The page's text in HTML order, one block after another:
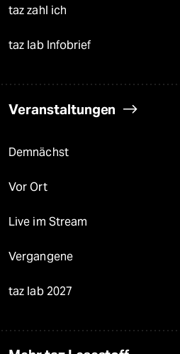
taz zahl ich
taz lab Infobrief
Veranstaltungen
Demnächst
Vor Ort
Live im Stream
Vergangene
taz lab 2027